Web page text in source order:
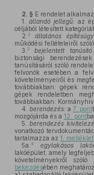
2. § E rendelet
1.
állandó jellegű: az
céljából létesített
2. 2 általános
működési feltételeiről
3. 3 bejelentett
biztonsági
tanúsításáról szóló
felvonók esetében a
követelményeiről és
továbbiakban: gépek
gépek rendeletben
továbbiakban:
4. berendezés: a 7. pont
mozgójárda és a 12. pont
5.
berendezés
vonatkozó
tartalmazza az 1. melléklet
5a. 4 egylakásos
lakóépület, amely
követelményekről szóló
bekezdésében